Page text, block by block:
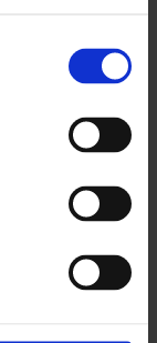
Aufdrucks.